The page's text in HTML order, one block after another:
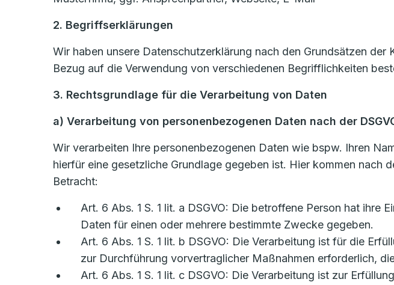
2. Begriffserklärungen
Wir haben unsere Datenschutzerklärung nach den Grundsätzen
Bezug auf die Verwendung von verschiedenen Begrifflichkeiten
3. Rechtsgrundlage für die Verarbeitung von Daten
a) Verarbeitung von personenbezogenen Daten nach der
Wir verarbeiten Ihre personenbezogenen Daten wie bspw. Ihren
hierfür eine gesetzliche Grundlage gegeben ist. Hier kommen nach
Betracht:
Art. 6 Abs. 1 S. 1 lit. a DSGVO: Die betroffene Person hat ihre
Daten für einen oder mehrere bestimmte Zwecke gegeben.
Art. 6 Abs. 1 S. 1 lit. b DSGVO: Die Verarbeitung ist für die
zur Durchführung vorvertraglicher Maßnahmen erforderlich,
Art. 6 Abs. 1 S. 1 lit. c DSGVO: Die Verarbeitung ist zur